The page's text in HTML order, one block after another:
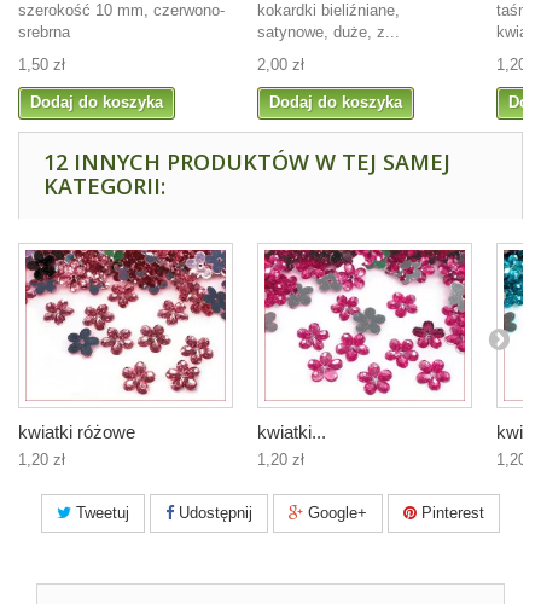
szerokość 10 mm, czerwono-
srebrna
1,50 zł
Dodaj do koszyka
kokardki bieliźniane,
satynowe, duże, z...
2,00 zł
Dodaj do koszyka
taśma
1,20
12 INNYCH PRODUKTÓW W TEJ SAMEJ
KATEGORII:
kwiatki różowe
1,20 zł
kwiatki...
1,20 zł 1,20
Tweetuj Udostępnij Google+ Pinterest